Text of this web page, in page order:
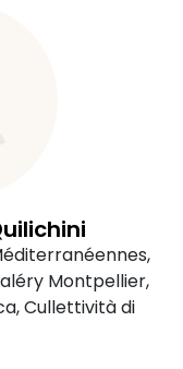
Montpellier,
Cullettività di